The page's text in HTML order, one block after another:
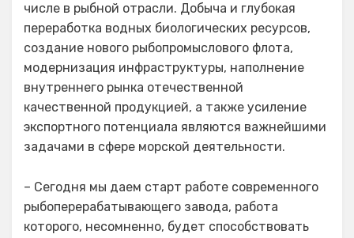
числе в рыбной отрасли. Добыча и глубокая
переработка водных биологических ресурсов,
создание нового рыбопромыслового флота,
модернизация инфраструктуры, наполнение
внутреннего рынка отечественной
качественной продукцией, а также усиление
экспортного потенциала являются важнейшими
задачами в сфере морской деятельности.
– Сегодня мы даем старт работе современного
рыбоперерабатывающего завода, работа
которого, несомненно, будет способствовать